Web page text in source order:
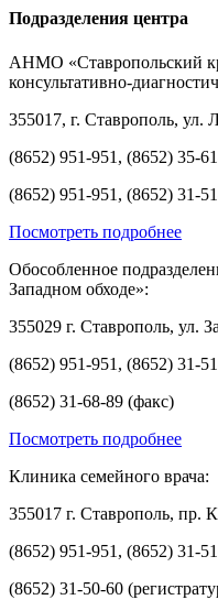
Подразделения центра
АНМО «Ставропольский
консультативно-
355017, г. Ставрополь, ул.
(8652) 951-951, (8652) 35-
(8652) 951-951, (8652) 31-
Посмотреть подробнее
Обособленное
Западном обходе»:
355029 г. Ставрополь, ул.
(8652) 951-951, (8652) 31-
(8652) 31-68-89 (факс)
Посмотреть подробнее
Клиника семейного врача:
355017 г. Ставрополь,
(8652) 951-951, (8652) 31-
(8652) 31-50-60